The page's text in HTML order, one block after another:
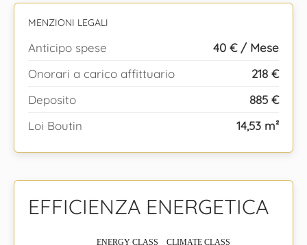
MENZIONI LEGALI
Anticipo spese
40 € / Mese
Onorari a carico affittuario
218 €
Deposito
885 €
Loi Boutin
14,53 m²
EFFICIENZA ENERGETICA